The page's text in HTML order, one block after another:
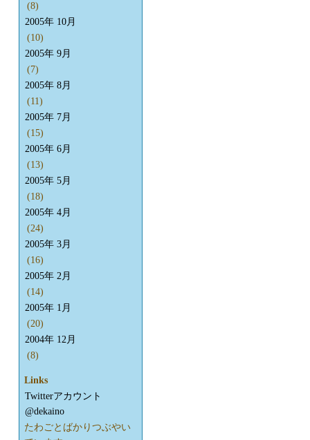
(8)
2005年 10月
(10)
2005年 9月
(7)
2005年 8月
(11)
2005年 7月
(15)
2005年 6月
(13)
2005年 5月
(18)
2005年 4月
(24)
2005年 3月
(16)
2005年 2月
(14)
2005年 1月
(20)
2004年 12月
(8)
Links
Twitterアカウント
@dekaino
たわごとばかりつぶやい